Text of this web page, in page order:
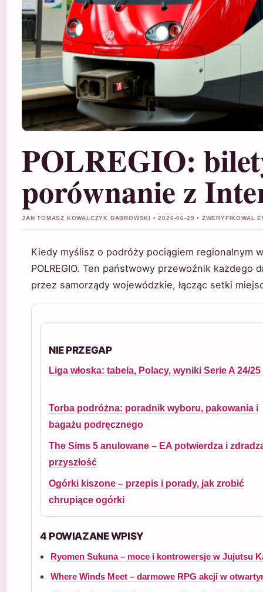
POLREGIO:
porównanie z
JAN TOMASZ KOWALCZYK DABROWSKI • 2026-06-29 • ZWERYFIKOWAL
Kiedy myślisz o podróży pociągiem regionalnym
POLREGIO. Ten państwowy przewoźnik
przez samorządy wojewódzkie, łącząc setki
NIE PRZEGAP
Liga włoska: tabela, Polacy, wyniki Serie A 24/25
Torba podróżna: poradnik wyboru, pakowania i
bagażu podręcznego
The Sims 5 anulowane – EA potwierdza i
przyszłość
Ogórki kiszone – przepis i porady, jak zrobić
chrupiące ogórki
4 POWIAZANE WPISY
Ryomen Sukuna – moce i kontrowersje w Jujutsu
Where Winds Meet – darmowe RPG akcji w